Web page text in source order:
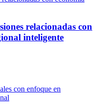
relacionadas con
inteligente